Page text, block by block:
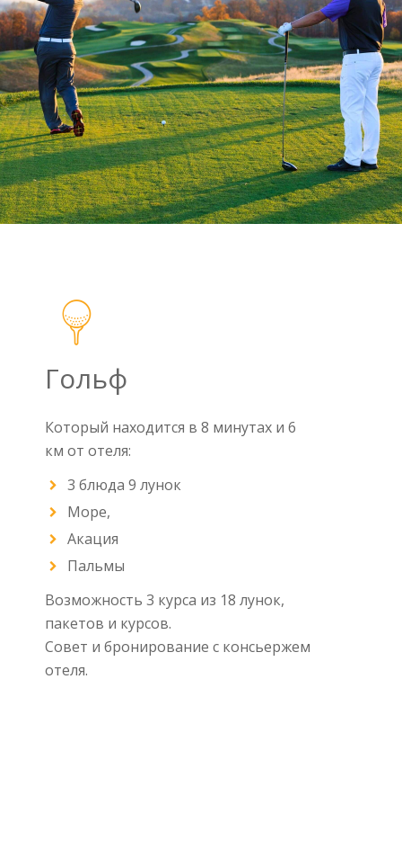
Гольф
Который находится в 8 минутах и 6
км от отеля:
3 блюда 9 лунок
Море,
Акация
Пальмы
Возможность 3 курса из 18 лунок,
пакетов и курсов.
Совет и бронирование с консьержем
отеля.